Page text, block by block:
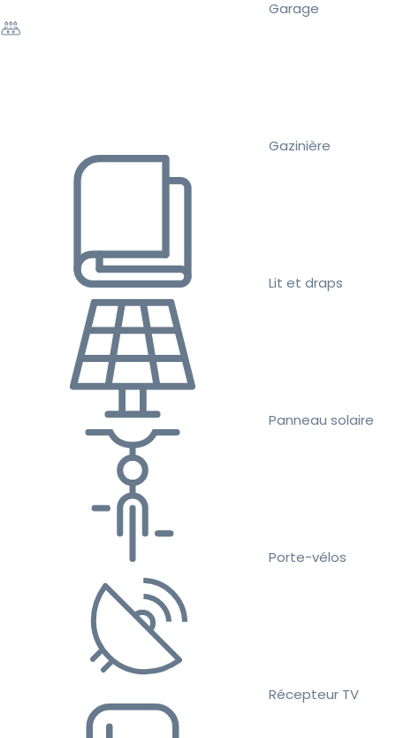
Garage
Gazinière
Lit et draps
Panneau solaire
Porte-vélos
Récepteur TV